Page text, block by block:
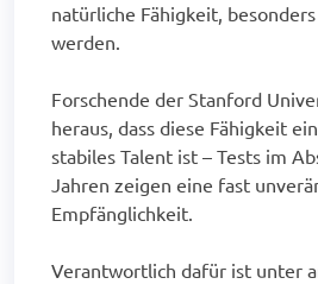
natürliche Fähigkeit,
werden.
Forschende der Stanford
heraus, dass diese Fähigkeit
stabiles Talent ist – Tests im
Jahren zeigen eine fast
Empfänglichkeit.
Verantwortlich dafür ist unter